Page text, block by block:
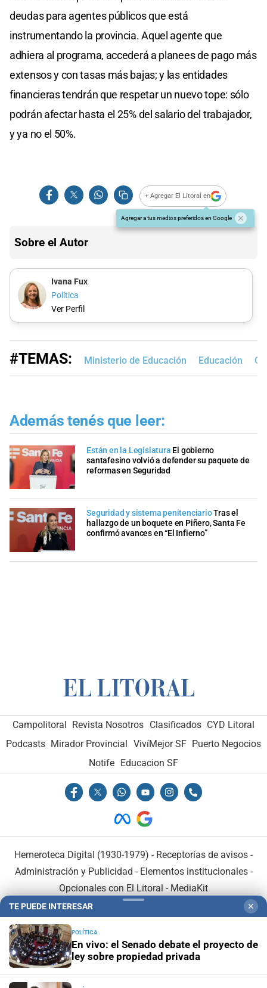
deudas para agentes públicos que está
instrumentando la provincia. Aquel agente que
adhiera al programa, accederá a planees de pago más
extensos y con tasas más bajas; y las entidades
financieras tendrán que respetar un nuevo tope: sólo
podrán afectar hasta el 25% del salario del trabajador,
y ya no el 50%.
+ Agregar El Litoral en
Agregar a tus medios preferidos en Google
Sobre el Autor
Ivana Fux
Política
Ver Perfil
#TEMAS: Ministerio de Educación Educación
Además tenés que leer:
Están en la Legislatura El gobierno
santafesino volvió a defender su paquete de
reformas en Seguridad
Seguridad y sistema penitenciarioTras el
hallazgo de un boquete en Piñero, Santa Fe
confirmó avances en “El Infierno”
Campolitoral Revista Nosotros Clasificados CYD Litoral
Podcasts Mirador Provincial VivíMejor SF Puerto Negocios
Notife
Educacion SF
Hemeroteca Digital (1930-1979) - Receptorías de avisos -
Administración y Publicidad - Elementos institucionales-
Opcionales con El Litoral - MediaKit
TE PUEDE INTERESAR ✕
POLÍTICA
En vivo: el Senado debate el proyecto de
ley sobre propiedad privada